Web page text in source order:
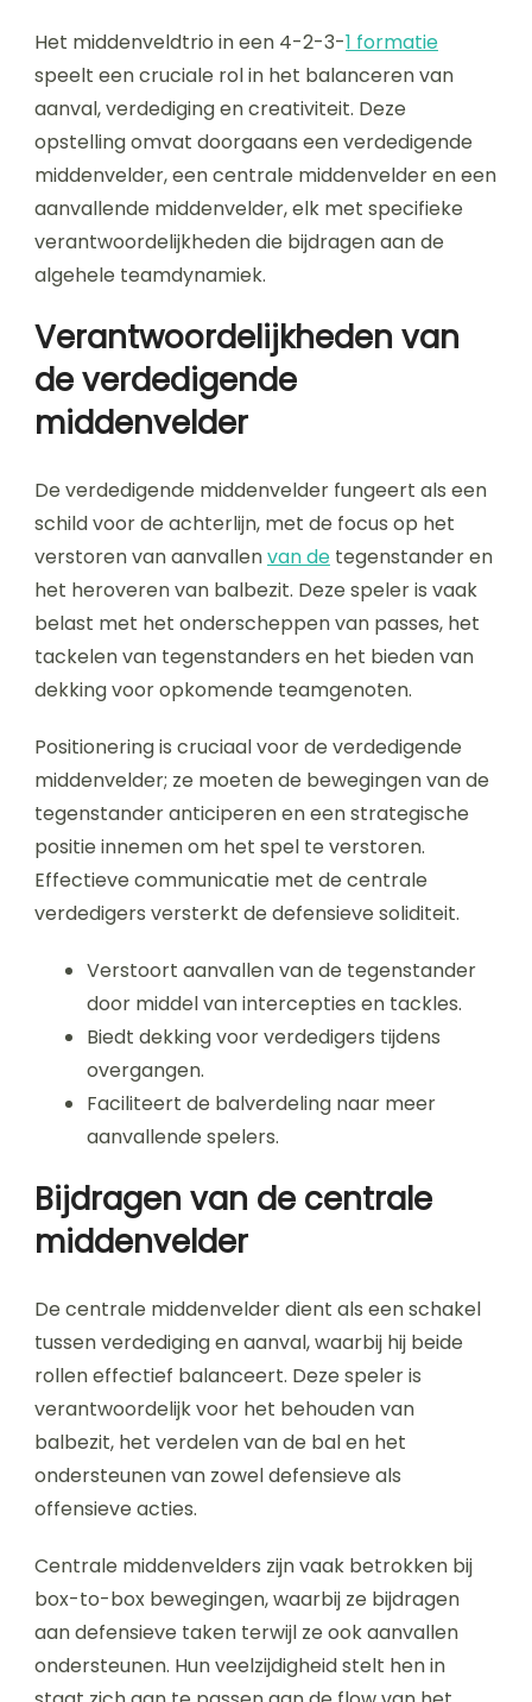
Het middenveldtrio in een 4-2-3-1 formatie
speelt een cruciale rol in het balanceren van
aanval, verdediging en creativiteit. Deze
opstelling omvat doorgaans een verdedigende
middenvelder, een centrale middenvelder en een
aanvallende middenvelder, elk met specifieke
verantwoordelijkheden die bijdragen aan de
algehele teamdynamiek.
Verantwoordelijkheden van
de verdedigende
middenvelder
De verdedigende middenvelder fungeert als een
schild voor de achterlijn, met de focus op het
verstoren van aanvallenvan de tegenstander en
het heroveren van balbezit. Deze speler is vaak
belast met het onderscheppen van passes, het
tackelen van tegenstanders en het bieden van
dekking voor opkomende teamgenoten.
Positionering is cruciaal voor de verdedigende
middenvelder; ze moeten de bewegingen van de
tegenstander anticiperen en een strategische
positie innemen om het spel te verstoren.
Effectieve communicatie met de centrale
verdedigers versterkt de defensieve soliditeit.
Verstoort aanvallen van de tegenstander
door middel van intercepties en tackles.
Biedt dekking voor verdedigers tijdens
overgangen.
Faciliteert de balverdeling naar meer
aanvallende spelers.
Bijdragen van de centrale
middenvelder
De centrale middenvelder dient als een schakel
tussen verdediging en aanval, waarbij hij beide
rollen effectief balanceert. Deze speler is
verantwoordelijk voor het behouden van
balbezit, het verdelen van de bal en het
ondersteunen van zowel defensieve als
offensieve acties.
Centrale middenvelders zijn vaak betrokken bij
box-to-box bewegingen, waarbij ze bijdragen
aan defensieve taken terwijl ze ook aanvallen
ondersteunen. Hun veelzijdigheid stelt hen in